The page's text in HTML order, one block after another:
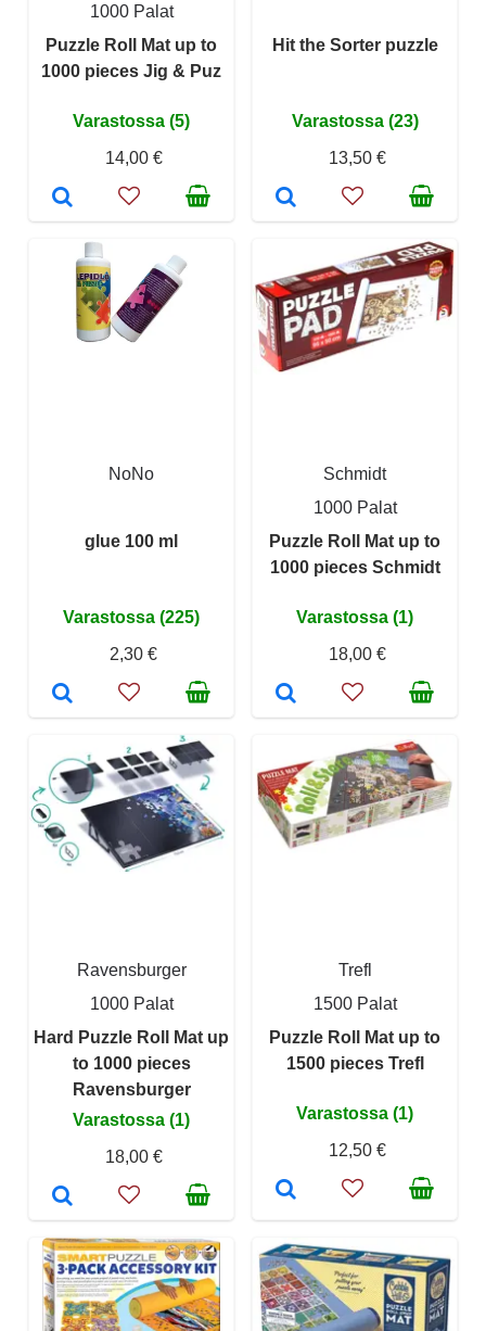
1000 Palat
Puzzle Roll Mat up to
1000 pieces Jig & Puz
Varastossa (5)
14,00 €
Hit the Sorter puzzle
Varastossa (23)
13,50 €
NoNo
glue 100 ml
Varastossa (225)
2,30 €
Schmidt
1000 Palat
Puzzle Roll Mat up to
1000 pieces Schmidt
Varastossa (1)
18,00 €
Ravensburger
1000 Palat
Hard Puzzle Roll Mat up
to 1000 pieces
Ravensburger
Varastossa (1)
18,00 €
Trefl
1500 Palat
Puzzle Roll Mat up to
1500 pieces Trefl
Varastossa (1)
12,50 €